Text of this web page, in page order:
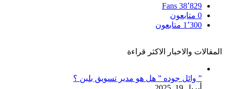
38٬829 Fans
0 متابعون
1٬300 متابعون
المقالات والاخبار الاكثر قراءة
” وائل جوده ” هل هو مدير تسويق بلبن ؟